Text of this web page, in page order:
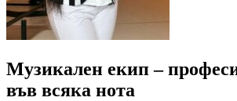
Музикален екип –
във всяка нота